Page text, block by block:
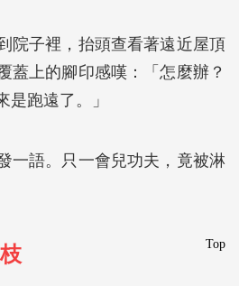
院子裡，抬頭查看著遠近屋頂
蓋上的腳印感嘆：「怎麼辦？
是跑遠了。」
一語。只一會兒功夫，竟被淋
Top